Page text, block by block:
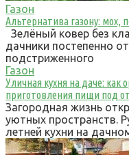
Газон
Альтернатива газону: мох,
Зелёный ковер без
дачники постепенно
подстриженного
Газон
Уличная кухня на даче: как
приготовления пищи под
Загородная жизнь
уютных пространств.
летней кухни на